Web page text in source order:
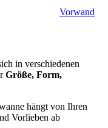
Vorwand
in verschiedenen
Größe, Form,
hängt von Ihren
Vorlieben ab